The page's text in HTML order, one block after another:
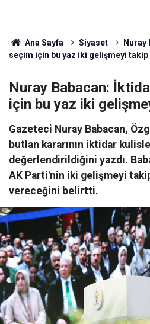
Ana Sayfa Siyaset
Nuray
seçim için bu yaz iki gelişmeyi
Nuray Babacan:
için bu yaz iki
Gazeteci Nuray Babacan,
butlan kararının iktidar
değerlendirildiğini yazdı.
AK Parti'nin iki gelişmeyi
vereceğini belirtti.